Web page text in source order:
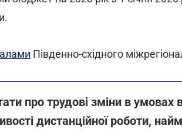
Південно-східного
про трудові зміни в умовах
дистанційної роботи,